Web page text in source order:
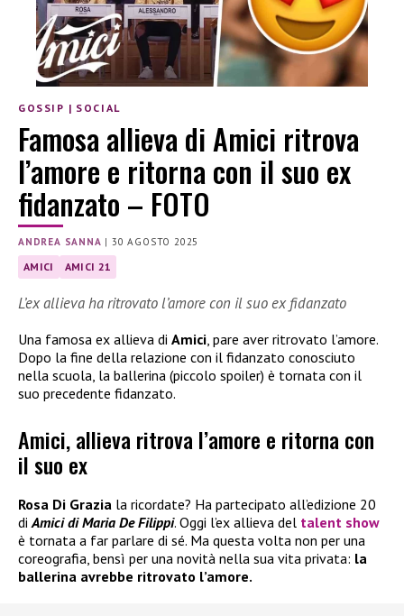
GOSSIP | SOCIAL
Famosa allieva di Amici ritrova
l’amore e ritorna con il suo ex
fidanzato – FOTO
ANDREA SANNA |30 AGOSTO 2025
AMICI AMICI 21
L’ex allieva ha ritrovato l’amore con il suo ex fidanzato
Una famosa ex allieva di Amici, pare aver ritrovato l’amore.
Dopo la fine della relazione con il fidanzato conosciuto
nella scuola, la ballerina (piccolo spoiler) è tornata con il
suo precedente fidanzato.
Amici, allieva ritrova l’amore e ritorna con
il suo ex
Rosa Di Grazia la ricordate? Ha partecipato all’edizione 20
di Amici di Maria De Filippi. Oggi l’ex allieva del talent show
è tornata a far parlare di sé. Ma questa volta non per una
coreografia, bensì per una novità nella sua vita privata: la
ballerina avrebbe ritrovato l’amore.